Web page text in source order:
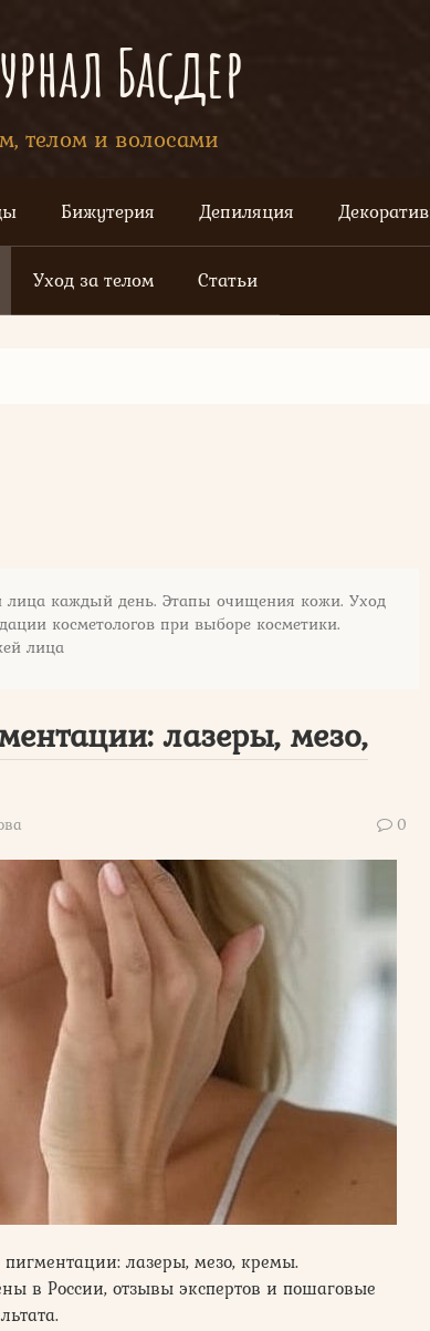
Басдер
телом и волосами
Бижутерия Депиляция
Уход за телом Статьи
лица каждый день. Этапы очищения кожи. Уход
косметологов при выборе косметики.
лица
лазеры, мезо,
0
лазеры, мезо, кремы.
в России, отзывы экспертов и пошаговые